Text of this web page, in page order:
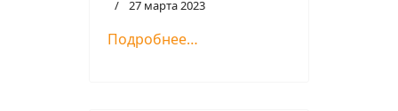
27 марта 2023
Подробнее…